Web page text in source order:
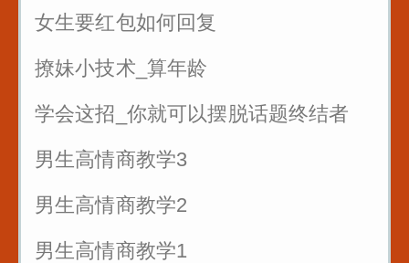
销售很厉害的一招反问
遇到只问不买的客户怎么聊
女生要红包如何回复
撩妹小技术_算年龄
学会这招_你就可以摆脱话题终结者
男生高情商教学3
男生高情商教学2
男生高情商教学1